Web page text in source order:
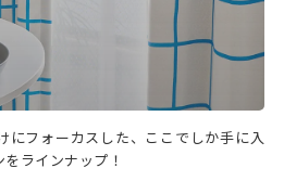
にフォーカスした、ここでしか手に入
ラインナップ！